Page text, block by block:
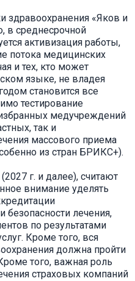
здравоохранения «Яков и
в среднесрочной
активизация работы,
потока медицинских
и тех, кто может
языке, не владея
становится все
тестирование
медучреждений
так и
массового приема
из стран БРИКС+).
г. и далее), считают
внимание уделять
безопасности лечения,
по результатами
Кроме того, вся
должна пройти
того, важная роль
страховых компаний